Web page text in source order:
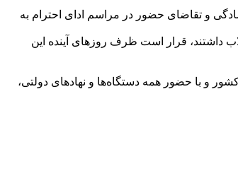
جزئیات برگزاری این مراسم در عراق و سه استان ایران را اعلام کرد و گفت: بیش از ۳۰ کشور اعلام آمادگی و تقاضای حضور در مراسم ادای احترام به
داشتند، قرار است ظرف روزهای آینده این
دولت هم تصمیم گرفت ستاد ملی برگزاری مراسم وداع و تشییـع قائد اعظم امت اسلامی با مسئولیت و محوریت معاون اول رئیس‌جمهوری و دبیری وزارت کشور و با حضور همه دستگاه‌ها و نهادهای دولتی،